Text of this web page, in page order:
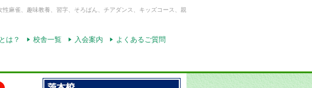
麻雀、趣味教養、習字、そろばん、チアダンス、キッズコース、親
は？ 校舎一覧 入会案内
よくあるご質問